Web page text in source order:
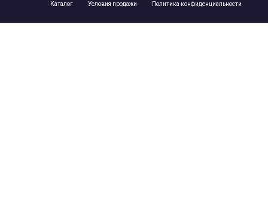
Каталог Условия продажи Политика конфиденциальности